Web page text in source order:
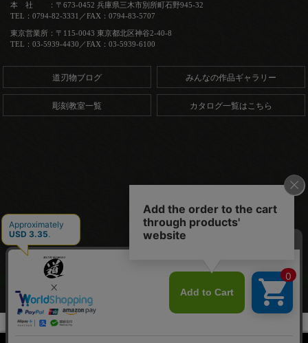
本 社 ：〒673-0452 兵庫県三木市別所町石野945-32
TEL：0794-82-3331／FAX：0794-83-5707
東京営業所：〒115-0043 東京都北区神谷2-40-8
TEL：03-5939-4430／FAX：03-5939-6100
道刃物ブログ みんなの作品ギャラリー
彫刻教室一覧 カタログ一覧はこちら
Copyright (C) 道刃物工業株式会社. All Rights Reserved.